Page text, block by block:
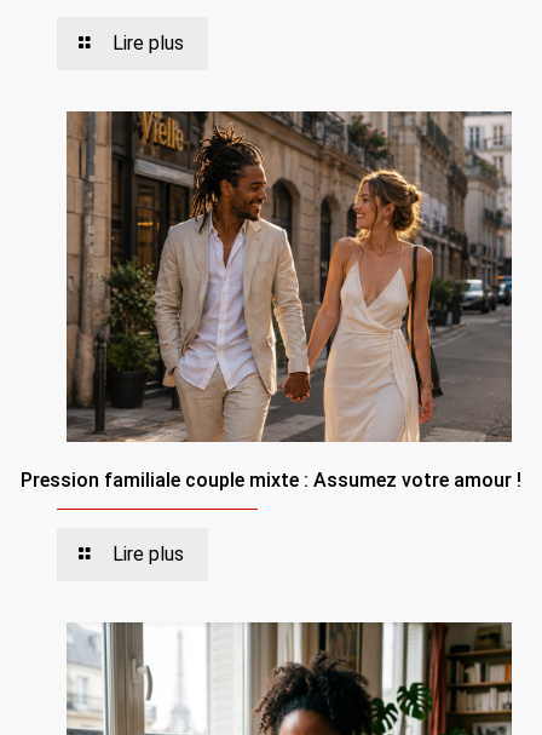
Lire plus
Pression familiale couple mixte : Assumez votre amour !
Lire plus